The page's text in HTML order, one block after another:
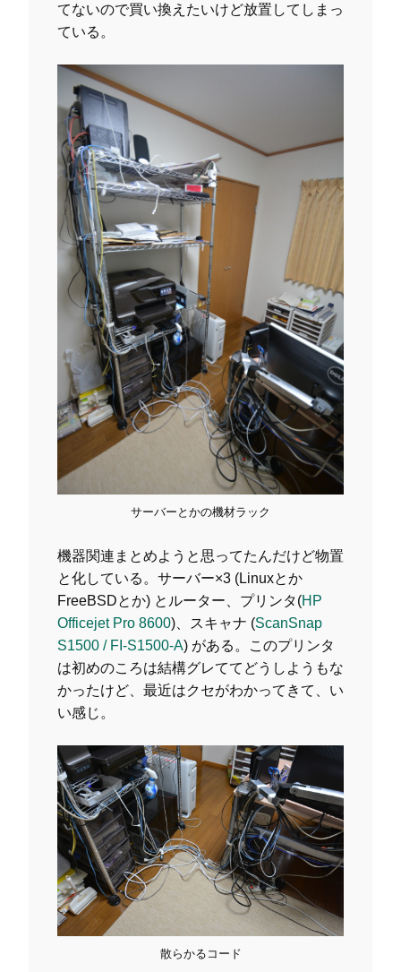
てないので買い換えたいけど放置してしまっ
ている。
サーバーとかの機材ラック
機器関連まとめようと思ってたんだけど物置
と化している。サーバー×3 (Linuxとか
FreeBSDとか) とルーター、プリンタ(HP
Officejet Pro 8600)、スキャナ (ScanSnap
S1500 / FI-S1500-A) がある。このプリンタ
は初めのころは結構グレててどうしようもな
かったけど、最近はクセがわかってきて、い
い感じ。
散らかるコード